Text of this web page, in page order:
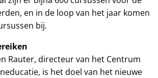
en in de loop van het jaar komen
bij.
Rauter, directeur van het Centrum
is het doel van het nieuwe